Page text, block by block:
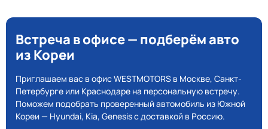
Встреча в офисе — подберём авто
из Кореи
Приглашаем вас в офис WESTMOTORS в Москве, Санкт-
Петербурге или Краснодаре на персональную встречу.
Поможем подобрать проверенный автомобиль из Южной
Кореи — Hyundai, Kia, Genesis с доставкой в Россию.